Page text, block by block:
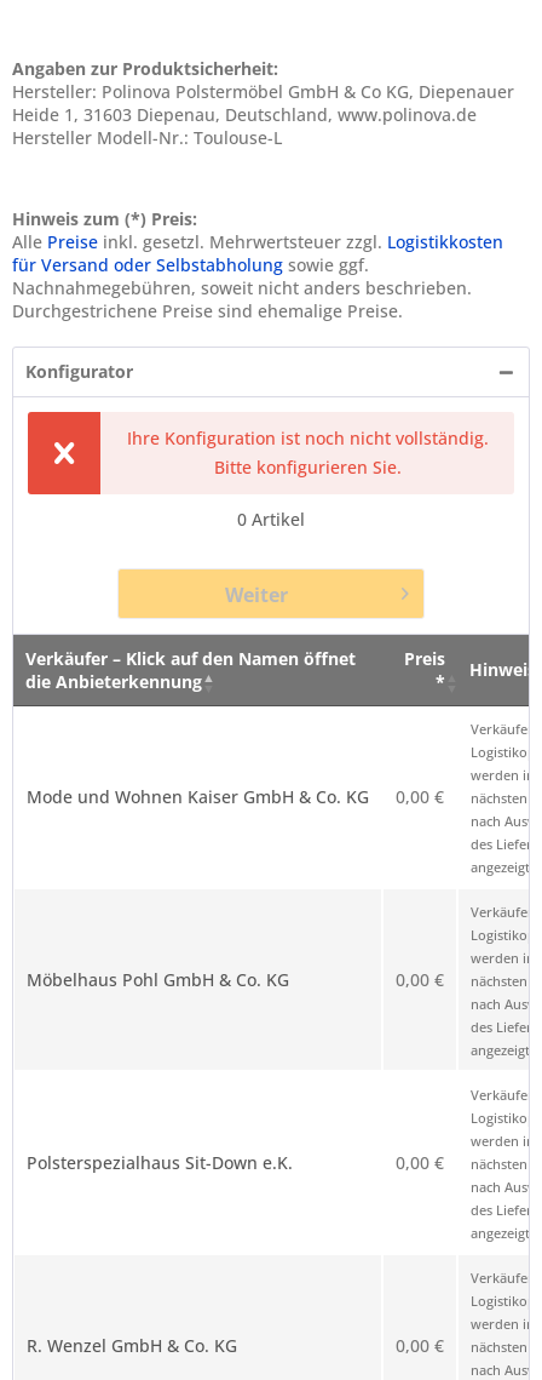
Angaben zur Produktsicherheit:
Hersteller: Polinova Polstermöbel GmbH & Co KG, Diepenauer
Heide 1, 31603 Diepenau, Deutschland, www.polinova.de
Hersteller Modell-Nr.: Toulouse-L
Hinweis zum (*) Preis:
Alle Preise inkl. gesetzl. Mehrwertsteuer zzgl. Logistikkosten
für Versand oder Selbstabholung sowie ggf.
Nachnahmegebühren, soweit nicht anders beschrieben.
Durchgestrichene Preise sind ehemalige Preise.
Konfigurator
Ihre Konfiguration ist noch nicht vollständig.
Bitte konfigurieren Sie.
0 Artikel
Weiter
Verkäufer – Klick auf den Namen öffnet
die Anbieterkennung
Preis
*
Hinweis
Mode und Wohnen Kaiser GmbH & Co. KG 0,00 €
Verkäufer
werden im
nächsten
nach
des
angezeigt.
Möbelhaus Pohl GmbH & Co. KG 0,00 €
Verkäufer
werden im
nächsten
nach
des
angezeigt.
Polsterspezialhaus Sit-Down e.K. 0,00 €
Verkäufer
werden im
nächsten
nach
des
angezeigt.
R. Wenzel GmbH & Co. KG 0,00 €
Verkäufer
werden im
nächsten
nach